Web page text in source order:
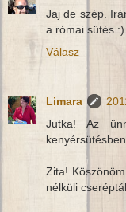
Jaj de szép.
a római sütés :)
Válasz
Limara
Jutka! Az
Zita!
nélküli